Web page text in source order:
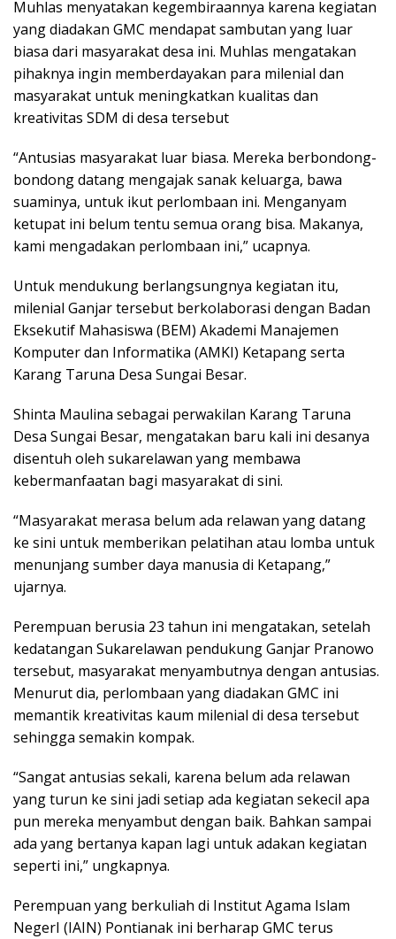
Muhlas menyatakan kegembiraannya karena kegiatan
yang diadakan GMC mendapat sambutan yang luar
biasa dari masyarakat desa ini. Muhlas mengatakan
pihaknya ingin memberdayakan para milenial dan
masyarakat untuk meningkatkan kualitas dan
kreativitas SDM di desa tersebut
“Antusias masyarakat luar biasa. Mereka berbondong-
bondong datang mengajak sanak keluarga, bawa
suaminya, untuk ikut perlombaan ini. Menganyam
ketupat ini belum tentu semua orang bisa. Makanya,
kami mengadakan perlombaan ini,” ucapnya.
Untuk mendukung berlangsungnya kegiatan itu,
milenial Ganjar tersebut berkolaborasi dengan Badan
Eksekutif Mahasiswa (BEM) Akademi Manajemen
Komputer dan Informatika (AMKI) Ketapang serta
Karang Taruna Desa Sungai Besar.
Shinta Maulina sebagai perwakilan Karang Taruna
Desa Sungai Besar, mengatakan baru kali ini desanya
disentuh oleh sukarelawan yang membawa
kebermanfaatan bagi masyarakat di sini.
“Masyarakat merasa belum ada relawan yang datang
ke sini untuk memberikan pelatihan atau lomba untuk
menunjang sumber daya manusia di Ketapang,”
ujarnya.
Perempuan berusia 23 tahun ini mengatakan, setelah
kedatangan Sukarelawan pendukung Ganjar Pranowo
tersebut, masyarakat menyambutnya dengan antusias.
Menurut dia, perlombaan yang diadakan GMC ini
memantik kreativitas kaum milenial di desa tersebut
sehingga semakin kompak.
“Sangat antusias sekali, karena belum ada relawan
yang turun ke sini jadi setiap ada kegiatan sekecil apa
pun mereka menyambut dengan baik. Bahkan sampai
ada yang bertanya kapan lagi untuk adakan kegiatan
seperti ini,” ungkapnya.
Perempuan yang berkuliah di Institut Agama Islam
NegerI (IAIN) Pontianak ini berharap GMC terus